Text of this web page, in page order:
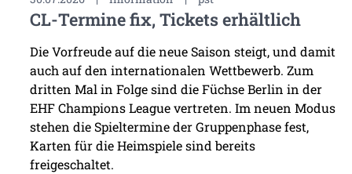
CL-Termine fix, Tickets erhältlich
Die Vorfreude auf die neue Saison steigt, und damit
auch auf den internationalen Wettbewerb. Zum
dritten Mal in Folge sind die Füchse Berlin in der
EHF Champions League vertreten. Im neuen Modus
stehen die Spieltermine der Gruppenphase fest,
Karten für die Heimspiele sind bereits
freigeschaltet.